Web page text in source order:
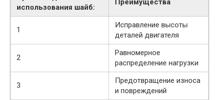
использования шайб:
Преимущества
1
Исправление высоты
деталей двигателя
2
Равномерное
распределение нагрузки
3
Предотвращение износа
и повреждений